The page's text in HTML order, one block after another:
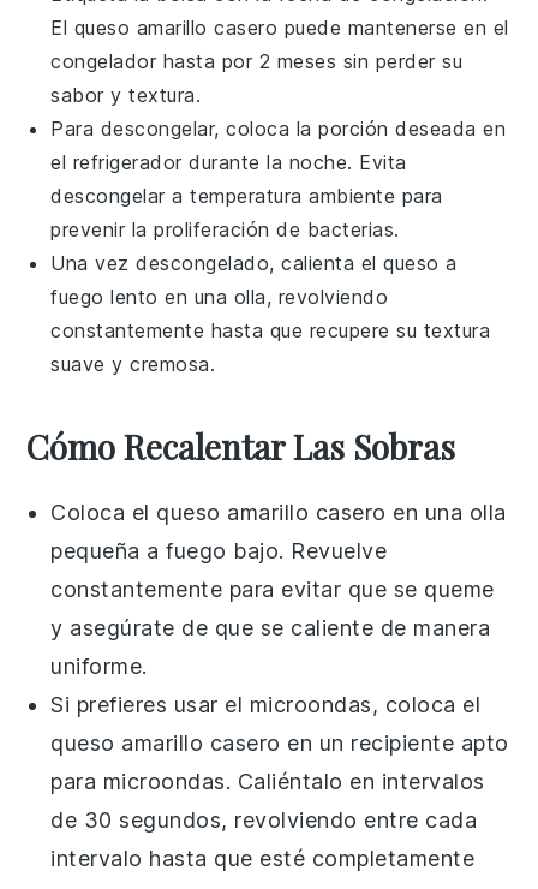
El queso amarillo casero puede mantenerse en el
congelador hasta por 2 meses sin perder su
sabor y textura.
Para descongelar, coloca la porción deseada en
el refrigerador durante la noche. Evita
descongelar a temperatura ambiente para
prevenir la proliferación de bacterias.
Una vez descongelado, calienta elqueso a
fuego lento en una olla, revolviendo
constantemente hasta que recupere su textura
suave y cremosa.
Cómo Recalentar Las Sobras
Coloca el queso amarillo casero en una olla
pequeña a fuego bajo. Revuelve
constantemente para evitar que se queme
y asegúrate de que se caliente de manera
uniforme.
Si prefieres usar el microondas, coloca el
queso amarillo casero en un recipiente apto
para microondas. Caliéntalo en intervalos
de 30 segundos, revolviendo entre cada
intervalo hasta que esté completamente